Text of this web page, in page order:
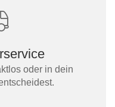
oder in dein